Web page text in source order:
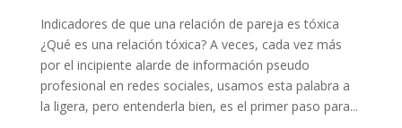
Indicadores de que una relación de pareja es tóxica
¿Qué es una relación tóxica? A veces, cada vez más
por el incipiente alarde de información pseudo
profesional en redes sociales, usamos esta palabra a
la ligera, pero entenderla bien, es el primer paso para...